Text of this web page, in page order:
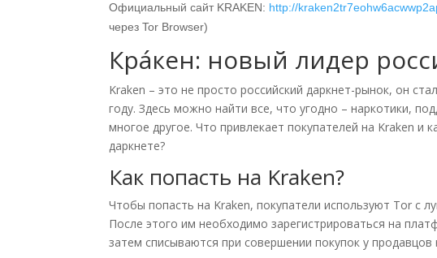
Официальный сайт KRAKEN: http://
через Tor Browser)
Кра́кен: новый лидер
Kraken – это не просто российский даркнет-рынок, он
году. Здесь можно найти все, что угодно – наркотики,
многое другое. Что привлекает покупателей на Kraken
даркнете?
Как попасть на Kraken?
Чтобы попасть на Kraken, покупатели используют Tor с
После этого им необходимо зарегистрироваться на
затем списываются при совершении покупок у продавцов